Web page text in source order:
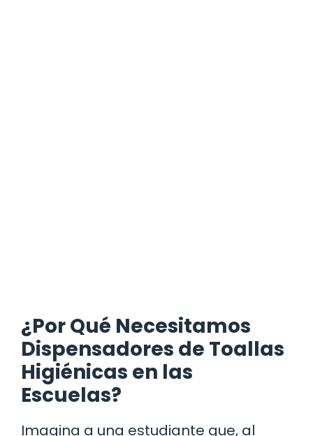
¿Por Qué Necesitamos
Dispensadores de Toallas
Higiénicas en las
Escuelas?
Imagina a una estudiante que, al